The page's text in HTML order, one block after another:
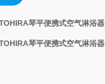
琴平便携式空气淋浴器
琴平便携式空气淋浴器